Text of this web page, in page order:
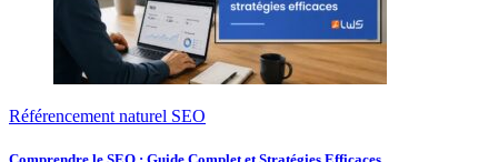
Référencement naturel SEO